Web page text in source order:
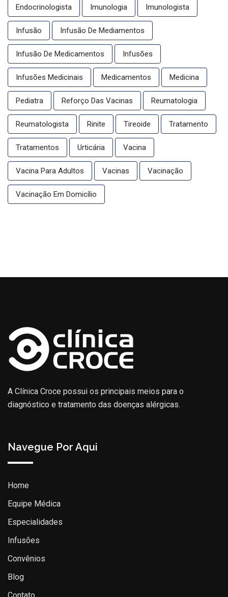
Endocrinologista Imunologia Imunologista
Infusão Infusão De Mediamentos
Infusão De Medicamentos Infusões
Infusões Medicinais Medicamentos Medicina
Pediatra Reforço Das Vacinas Reumatologia
Reumatologista Rinite Tireoide Tratamento
Tratamentos Urticária Vacina
Vacina Para Adultos Vacinas Vacinação
Vacinação Em Domicílio
A Clínica Croce possui os principais meios para o
diagnóstico e tratamento das doenças alérgicas.
Navegue Por Aqui
Home
Equipe Médica
Especialidades
Infusões
Convênios
Blog